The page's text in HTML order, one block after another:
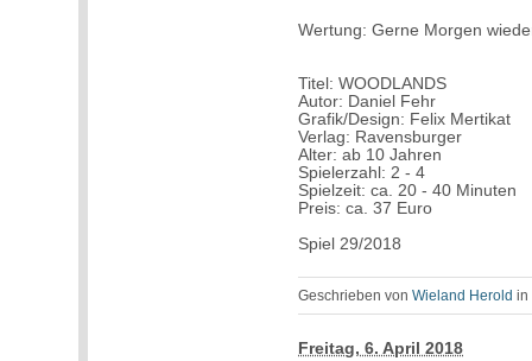
Wertung: Gerne Morgen
Titel: WOODLANDS
Autor: Daniel Fehr
Grafik/Design: Felix Mertikat
Verlag: Ravensburger
Alter: ab 10 Jahren
Spielerzahl: 2 - 4
Spielzeit: ca. 20 - 40 Minuten
Preis: ca. 37 Euro
Spiel 29/2018
Geschrieben vonWieland Herold in
Freitag, 6. April 2018